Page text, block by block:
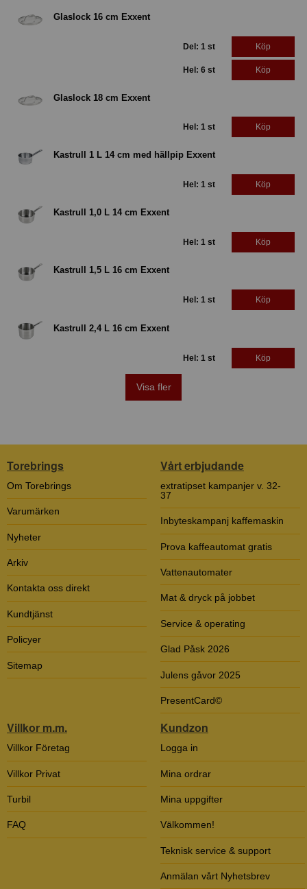
Glaslock 16 cm Exxent
Del: 1 st Köp
Hel: 6 st Köp
Glaslock 18 cm Exxent
Hel: 1 st Köp
Kastrull 1 L 14 cm med hällpip Exxent
Hel: 1 st Köp
Kastrull 1,0 L 14 cm Exxent
Hel: 1 st Köp
Kastrull 1,5 L 16 cm Exxent
Hel: 1 st Köp
Kastrull 2,4 L 16 cm Exxent
Hel: 1 st Köp
Visa fler
Torebrings
Om Torebrings
Varumärken
Nyheter
Arkiv
Kontakta oss direkt
Kundtjänst
Policyer
Sitemap
Vårt erbjudande
extratipset kampanjer v. 32-
37
Inbyteskampanj kaffemaskin
Prova kaffeautomat gratis
Vattenautomater
Mat & dryck på jobbet
Service & operating
Glad Påsk 2026
Julens gåvor 2025
PresentCard©
Villkor m.m.
Villkor Företag
Villkor Privat
Turbil
FAQ
Kundzon
Logga in
Mina ordrar
Mina uppgifter
Välkommen!
Teknisk service & support
Anmälan vårt Nyhetsbrev